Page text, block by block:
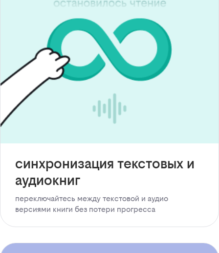
синхронизация текстовых и
аудиокниг
переключайтесь между текстовой и аудио
версиями книги без потери прогресса